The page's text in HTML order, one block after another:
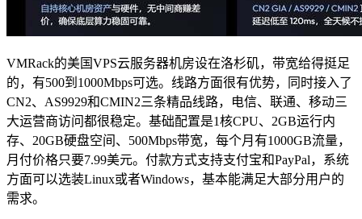
VMRack的美国VPS云服务器机房设在洛杉矶，带宽给得挺足
的，有500到1000Mbps可选。线路方面很有优势，同时接入了
CN2、AS9929和CMIN2三条精品线路，电信、联通、移动三
大运营商访问都很稳定。基础配置是1核CPU、2GB运行内
存、20GB硬盘空间、500Mbps带宽，每个月有1000GB流量，
月付价格只要7.99美元。付款方式支持支付宝和PayPal，系统
方面可以选装Linux或者Windows，基本能满足大部分用户的
需求。